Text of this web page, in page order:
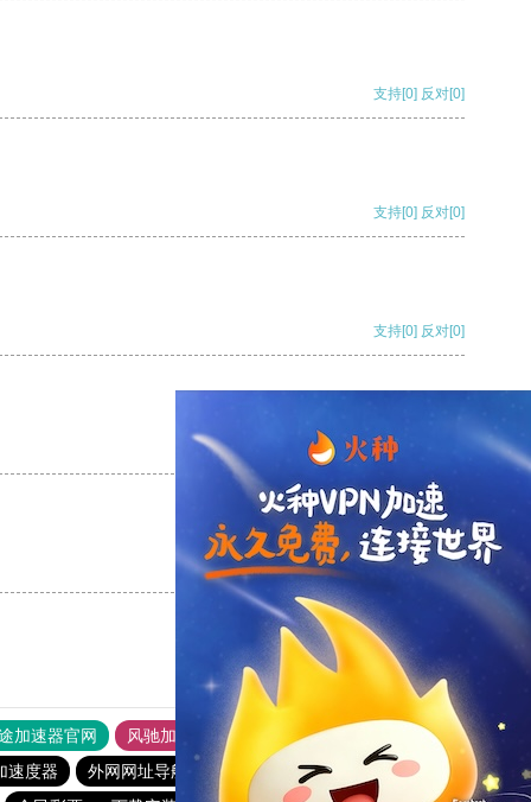
支持[0] 反对[0]
支持[0] 反对[0]
支持[0] 反对[0]
支持
支持 [0] 反对
加速器官网 风驰加速器
旋风加速器
速度器 外网网址导航 软件中心 雷霆加速
狂飙加速器